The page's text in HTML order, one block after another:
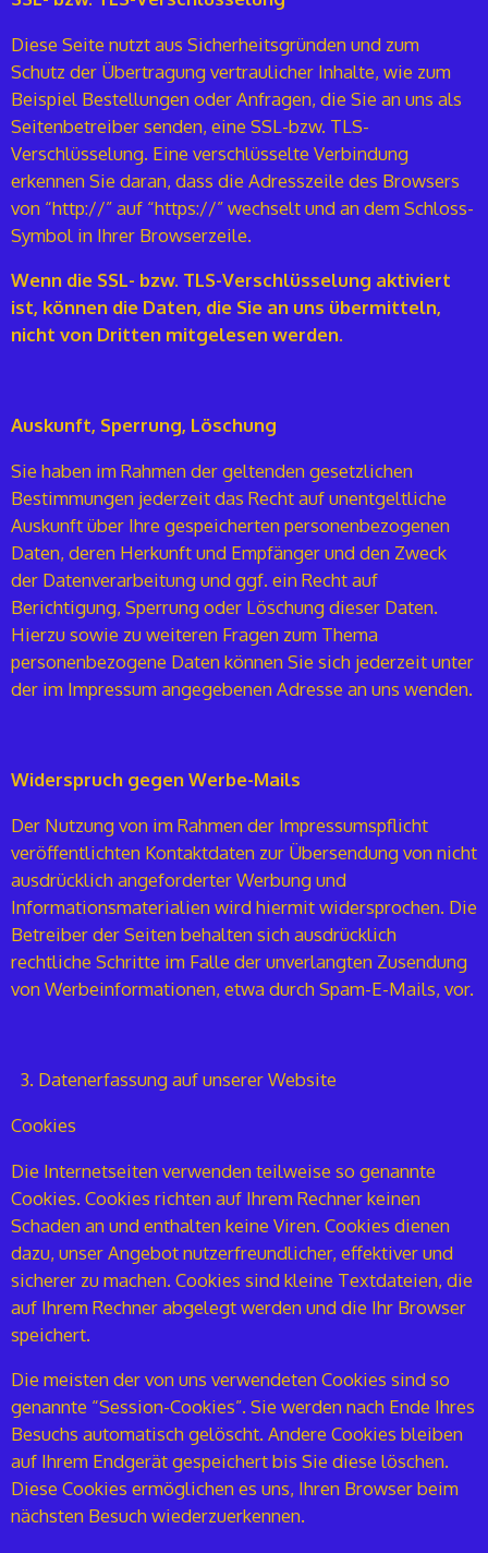
Diese Seite nutzt aus Sicherheitsgründen und zum
Schutz der Übertragung vertraulicher Inhalte, wie zum
Beispiel Bestellungen oder Anfragen, die Sie an uns als
Seitenbetreiber senden, eine SSL-bzw. TLS-
Verschlüsselung. Eine verschlüsselte Verbindung
erkennen Sie daran, dass die Adresszeile des Browsers
von “http://” auf “https://” wechselt und an dem Schloss-
Symbol in Ihrer Browserzeile.
Wenn die SSL- bzw. TLS-Verschlüsselung aktiviert
ist, können die Daten, die Sie an uns übermitteln,
nicht von Dritten mitgelesen werden.
Auskunft, Sperrung, Löschung
Sie haben im Rahmen der geltenden gesetzlichen
Bestimmungen jederzeit das Recht auf unentgeltliche
Auskunft über Ihre gespeicherten personenbezogenen
Daten, deren Herkunft und Empfänger und den Zweck
der Datenverarbeitung und ggf. ein Recht auf
Berichtigung, Sperrung oder Löschung dieser Daten.
Hierzu sowie zu weiteren Fragen zum Thema
personenbezogene Daten können Sie sich jederzeit unter
der im Impressum angegebenen Adresse an uns wenden.
Widerspruch gegen Werbe-Mails
Der Nutzung von im Rahmen der Impressumspflicht
veröffentlichten Kontaktdaten zur Übersendung von nicht
ausdrücklich angeforderter Werbung und
Informationsmaterialien wird hiermit widersprochen. Die
Betreiber der Seiten behalten sich ausdrücklich
rechtliche Schritte im Falle der unverlangten Zusendung
von Werbeinformationen, etwa durch Spam-E-Mails, vor.
Datenerfassung auf unserer Website
Cookies
Die Internetseiten verwenden teilweise so genannte
Cookies. Cookies richten auf Ihrem Rechner keinen
Schaden an und enthalten keine Viren. Cookies dienen
dazu, unser Angebot nutzerfreundlicher, effektiver und
sicherer zu machen. Cookies sind kleine Textdateien, die
auf Ihrem Rechner abgelegt werden und die Ihr Browser
speichert.
Die meisten der von uns verwendeten Cookies sind so
genannte “Session-Cookies”. Sie werden nach Ende Ihres
Besuchs automatisch gelöscht. Andere Cookies bleiben
auf Ihrem Endgerät gespeichert bis Sie diese löschen.
Diese Cookies ermöglichen es uns, Ihren Browser beim
nächsten Besuch wiederzuerkennen.